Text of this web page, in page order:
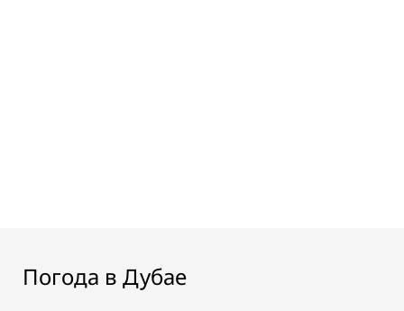
Погода в Дубае